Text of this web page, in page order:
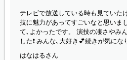
テレビで放送している時も見ていた
技に魅力があってすごいなと思いま
て､よかったです。 演技の凄さやみ
した❗️ みんな､大好き💕続きが気に
はなはるさん